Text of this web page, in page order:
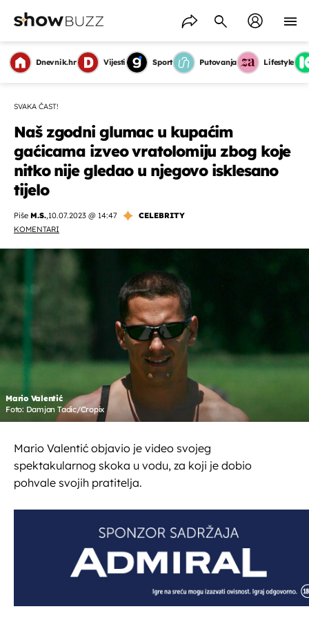
Dnevnik.hr Vijesti Sport Putovanja Lifestyle
SVAKA ČAST!
Naš zgodni glumac u kupaćim
gaćicama izveo vratolomiju zbog koje
nitko nije gledao u njegovo isklesano
tijelo
Piše M.S.,10.07.2023 @ 14:47
CELEBRITY
KOMENTARI
Mario Valentić
Foto: Damjan Tadic/Cropix
Mario Valentić objavio je video svojeg
spektakularnog skoka u vodu, za koji je dobio
pohvale svojih pratitelja.
OMOGUĆI OBAVIJESTI